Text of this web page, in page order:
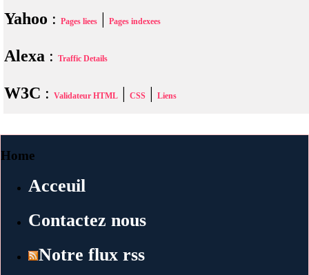
Yahoo : Pages liees | Pages indexees
Alexa : Traffic Details
W3C : Validateur HTML | CSS | Liens
Home
Acceuil
Contactez nous
Notre flux rss